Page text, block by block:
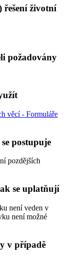
řešení životní
požadovány
věcí - Formuláře
postupuje
pozdějších
se uplatňují
není veden v
není možné
v případě